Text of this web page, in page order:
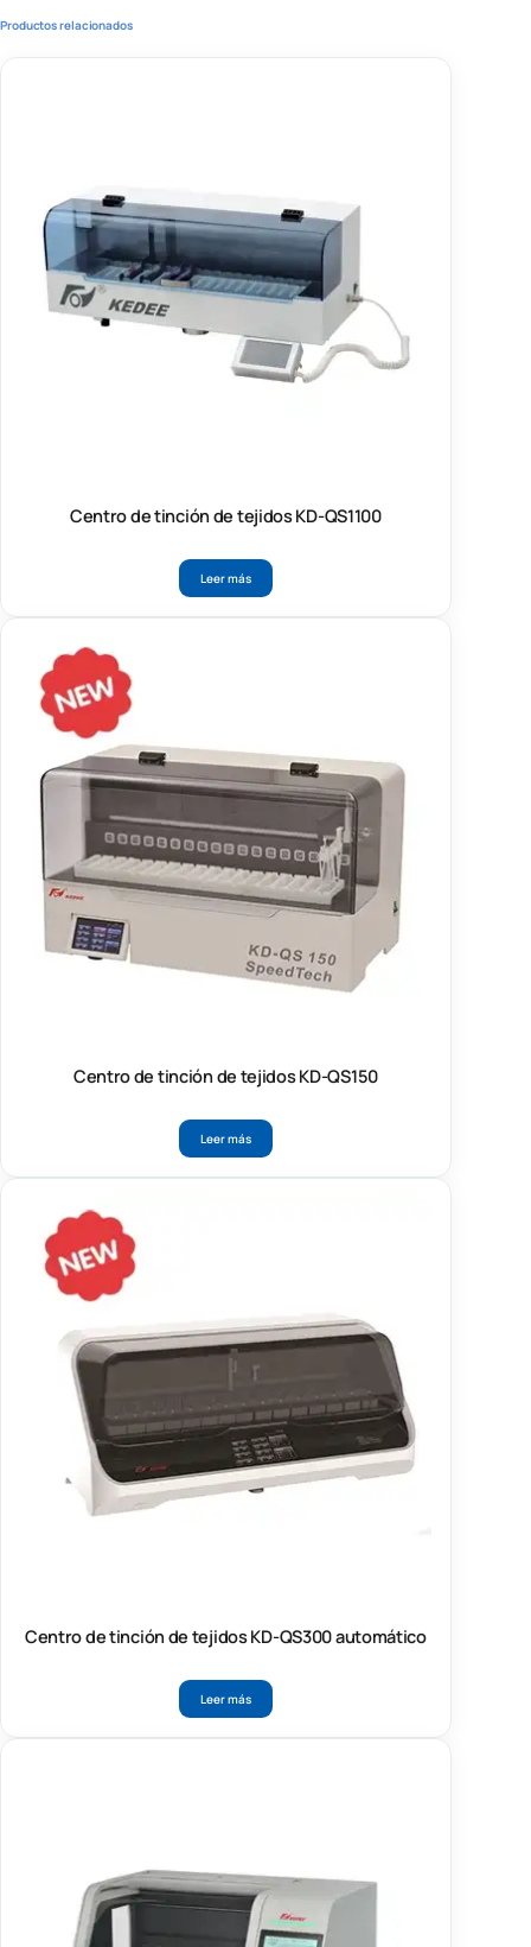
Productos relacionados
Centro de tinción de tejidos KD-QS1100
Leer más
Centro de tinción de tejidos KD-QS150
Leer más
Centro de tinción de tejidos KD-QS300 automático
Leer más